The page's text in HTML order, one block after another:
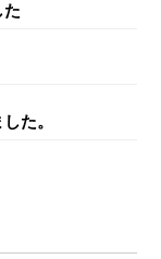
た
た。